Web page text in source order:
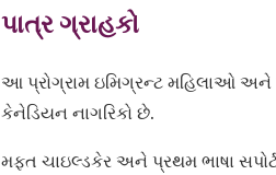
પાત્ર ગ્રાહકો
આ પ્રોગ્રામ ઇમિગ્રન્ટ મહિલાઓ
કેનેડિયન નાગરિકો છે.
મફત ચાઇલ્ડકેર અને પ્રથમ ભાષા